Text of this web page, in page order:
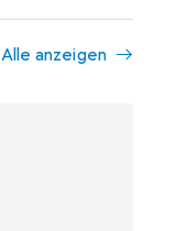
Alle anzeigen